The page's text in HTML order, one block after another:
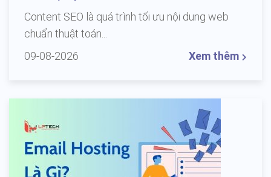
Content SEO là quá trình tối ưu nội dung web
chuẩn thuật toán...
09-08-2026
Xem thêm